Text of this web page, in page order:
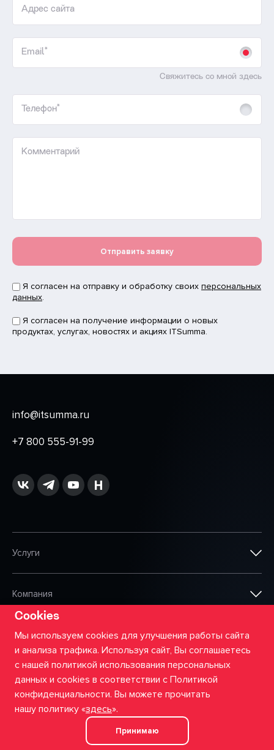
Адрес сайта
Email*
Свяжитесь со мной здесь
Телефон*
Комментарий
Отправить заявку
Я согласен на отправку и обработку своих персональных
данных.
Я согласен на получение информации о новых
продуктах, услугах, новостях и акциях ITSumma.
info@itsumma.ru
+7 800 555-91-99
Услуги
Компания
Партнёры
Наши работы
Cookies
Мы используем cookies для улучшения работы сайта
и анализа трафика. Используя сайт, Вы соглашаетесь
с нашей политикой использования персональных
данных и cookies в соответствии с Политикой
конфиденциальности. Вы можете прочитать
нашу политику «здесь».
Принимаю